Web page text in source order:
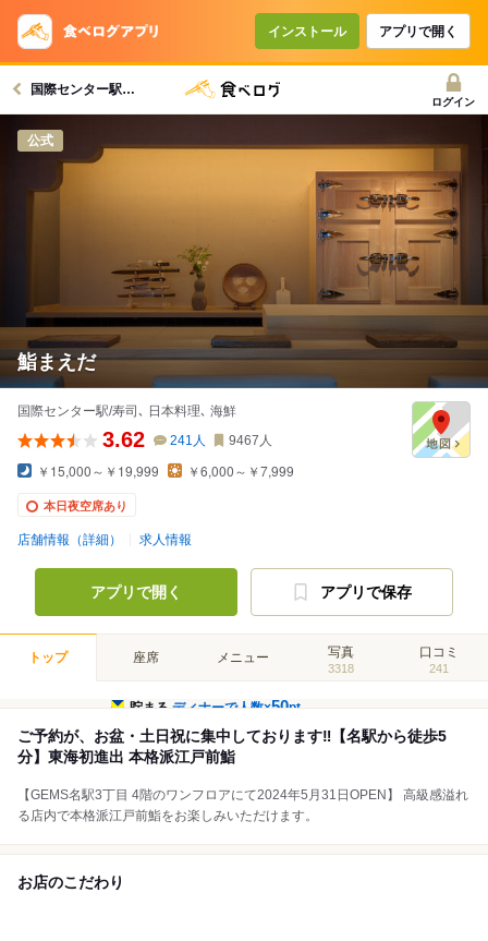
インストール アプリで開く
国際センター駅グルメへ
ログイン
公式
鮨まえだ
国際センター駅/寿司､ 日本料理､ 海鮮
3.62 241 人 9467 人
￥15,000～￥19,999 ￥6,000～￥7,999
本日夜空席あり
店舗情報（詳細） 求人情報
アプリで開く アプリで保存
トップ 座席 メニュー 写真
3318
口コミ
241
貯まるディナーで人数×50pt
ご予約が、お盆・土日祝に集中しております‼️【名駅から徒歩5
分】東海初進出 本格派江戸前鮨
【GEMS名駅3丁目 4階のワンフロアにて2024年5月31日OPEN】 高級感溢れ
る店内で本格派江戸前鮨をお楽しみいただけます。
お店のこだわり